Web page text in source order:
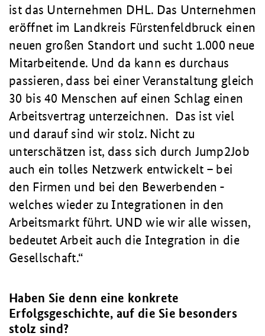
ist das Unternehmen DHL. Das Unternehmen
eröffnet im Landkreis Fürstenfeldbruck einen
neuen großen Standort und sucht 1.000 neue
Mitarbeitende. Und da kann es durchaus
passieren, dass bei einer Veranstaltung gleich
30 bis 40 Menschen auf einen Schlag einen
Arbeitsvertrag unterzeichnen. Das ist viel
und darauf sind wir stolz. Nicht zu
unterschätzen ist, dass sich durch Jump2Job
auch ein tolles Netzwerk entwickelt – bei
den Firmen und bei den Bewerbenden -
welches wieder zu Integrationen in den
Arbeitsmarkt führt. UND wie wir alle wissen,
bedeutet Arbeit auch die Integration in die
Gesellschaft.
Haben Sie denn eine konkrete
Erfolgsgeschichte, auf die Sie besonders
stolz sind?